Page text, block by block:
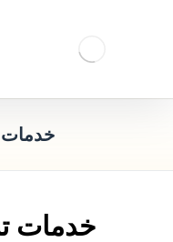
خدمات
خدمات